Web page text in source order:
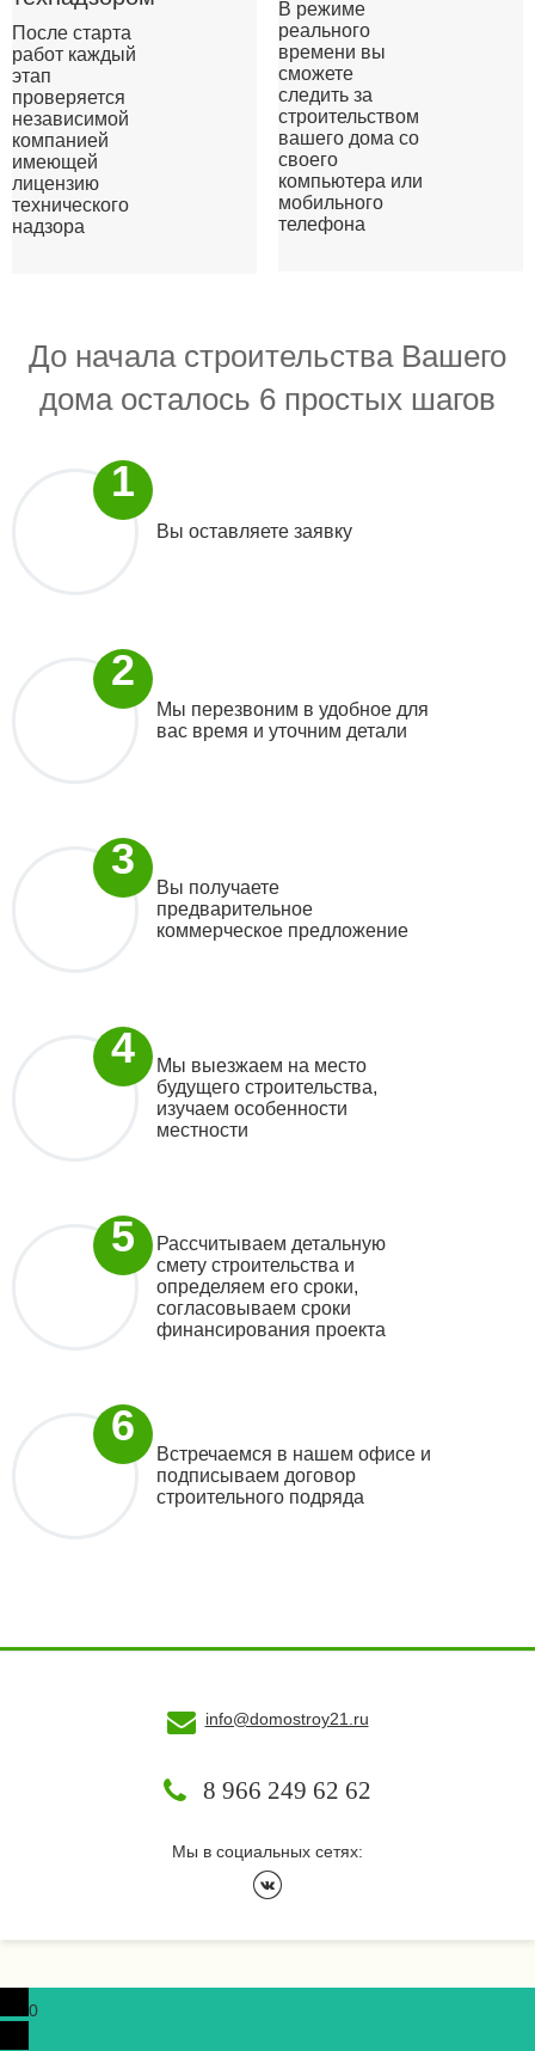
После старта
работ каждый
этап
проверяется
независимой
компанией
имеющей
лицензию
технического
надзора
В режиме
реального
времени вы
сможете
следить за
строительством
вашего дома со
своего
компьютера или
мобильного
телефона
До начала строительства Вашего
дома осталось 6 простых шагов
Вы оставляете заявку
Мы перезвоним в удобное для
вас время и уточним детали
Вы получаете
предварительное
коммерческое предложение
Мы выезжаем на место
будущего строительства,
изучаем особенности
местности
Рассчитываем детальную
смету строительства и
определяем его сроки,
согласовываем сроки
финансирования проекта
Встречаемся в нашем офисе и
подписываем договор
строительного подряда
info@domostroy21.ru
8 966 249 62 62
Мы в социальных сетях:
0